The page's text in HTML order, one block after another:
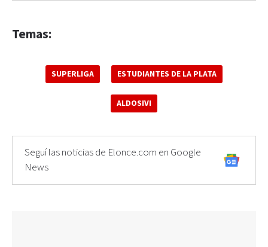
Temas:
SUPERLIGA ESTUDIANTES DE LA PLATA
ALDOSIVI
Seguí las noticias de Elonce.com en Google
News